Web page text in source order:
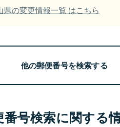
県の変更情報一覧 はこちら
他の郵便番号を検索する
番号検索に関する